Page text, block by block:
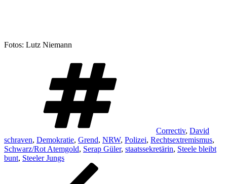
Fotos: Lutz Niemann
Correctiv, David
schraven, Demokratie, Grend, NRW, Polizei, Rechtsextremismus,
Schwarz/Rot Atemgold, Serap Güler, staatssekretärin, Steele bleibt
bunt, Steeler Jungs
Beitragsnavigation